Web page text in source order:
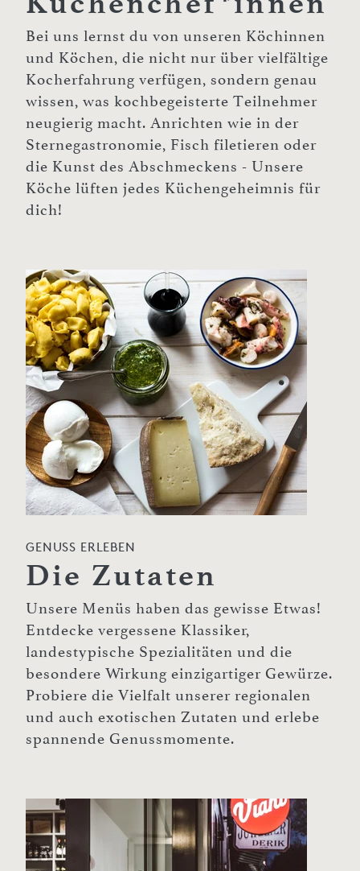
Bei uns lernst du von unseren Köchinnen
und Köchen, die nicht nur über vielfältige
Kocherfahrung verfügen, sondern genau
wissen, was kochbegeisterte Teilnehmer
neugierig macht. Anrichten wie in der
Sternegastronomie, Fisch filetieren oder
die Kunst des Abschmeckens - Unsere
Köche lüften jedes Küchengeheimnis für
dich!
GENUSS ERLEBEN
Die Zutaten
Unsere Menüs haben das gewisse Etwas!
Entdecke vergessene Klassiker,
landestypische Spezialitäten und die
besondere Wirkung einzigartiger Gewürze.
Probiere die Vielfalt unserer regionalen
und auch exotischen Zutaten und erlebe
spannende Genussmomente.